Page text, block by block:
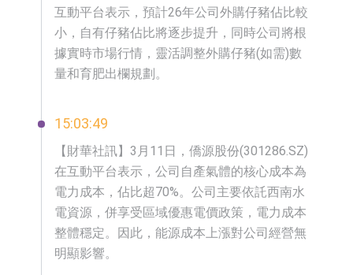
互動平台表示，預計26年公司外購仔豬佔比較
小，自有仔豬佔比將逐步提升，同時公司將根
據實時市場行情，靈活調整外購仔豬(如需)數
量和育肥出欄規劃。
15:03:49
​【財華社訊】3月11日，僑源股份(301286.SZ)
在互動平台表示，公司自產氣體的核心成本為
電力成本，佔比超70%。公司主要依託西南水
電資源，併享受區域優惠電價政策，電力成本
整體穩定。因此，能源成本上漲對公司經營無
明顯影響。